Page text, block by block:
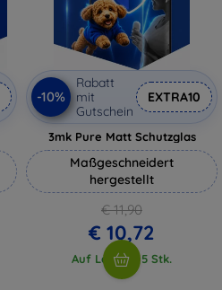
-10%
Rabatt
mit
Gutschein
EXTRA10
3mk Pure Matt Schutzglas
Maßgeschneidert
hergestellt
€ 11,90
€ 10,72
Auf Lager > 5 Stk.